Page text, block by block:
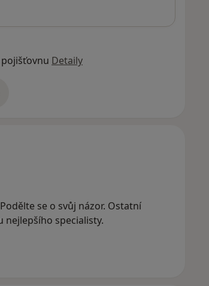
Detaily
se o svůj názor. Ostatní
nejlepšího specialisty.